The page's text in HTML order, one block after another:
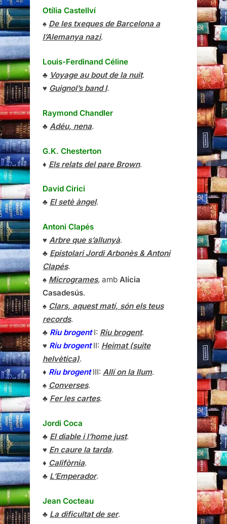
Otília Castellví
♠ De les txeques de Barcelona a
l’Alemanya nazi.
Louis-Ferdinand Céline
♣ Voyage au bout de la nuit.
♥ Guignol’s band I.
Raymond Chandler
♣ Adéu, nena.
G.K. Chesterton
♦ Els relats del pare Brown.
David Cirici
♣ El setè àngel.
Antoni Clapés
♥ Arbre que s’allunyà.
♣ Epistolari Jordi Arbonès & Antoni
Clapés.
♠ Microgrames, amb Alícia
Casadesús.
♠ Clars, aquest matí, són els teus
records.
♣ Riu brogentI: Riu brogent.
♥ Riu brogentII: Heimat (suite
helvètica).
♦ Riu brogentIII: Allí on la llum.
♠ Converses.
♣ Fer les cartes.
Jordi Coca
♣ El diable i l’home just.
♥ En caure la tarda.
♦ Califòrnia.
♣ L’Emperador.
Jean Cocteau
♣ La dificultat de ser.